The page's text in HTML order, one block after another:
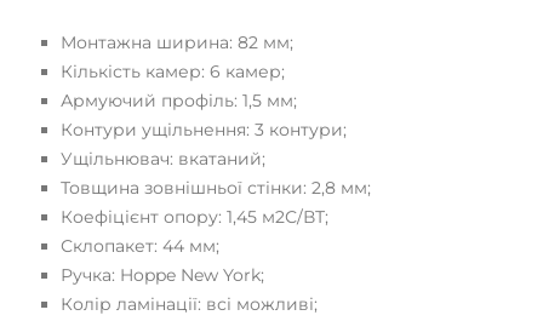
Монтажна ширина: 82 мм;
Кількість камер: 6 камер;
Армуючий профіль: 1,5 мм;
Контури ущільнення: 3 контури;
Ущільнювач: вкатаний;
Товщина зовнішньої стінки: 2,8 мм;
Коефіцієнт опору: 1,45 м2С/ВТ;
Склопакет: 44 мм;
Ручка: Hoppe New York;
Колір ламінації: всі можливі;